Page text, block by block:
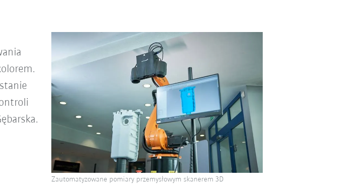
Zautomatyzowane pomiary przemysłowym skanerem 3D